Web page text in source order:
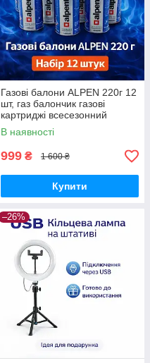
Газові балони ALPEN 220г 12
шт, газ балончик газові
картриджі всесезонний
пропан-бутан для
портативних плит, пальників
та кемпінгу
В наявності
999 ₴ 1 600 ₴
Купити
–26%